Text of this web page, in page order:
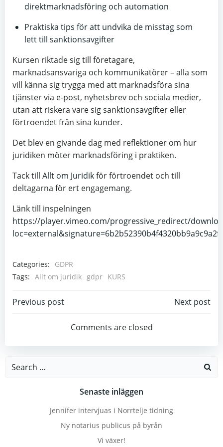
direktmarknadsföring och automation
Praktiska tips för att undvika de misstag som
lett till sanktionsavgifter
Kursen riktade sig till företagare,
marknadsansvariga och kommunikatörer – alla som
vill känna sig trygga med att marknadsföra sina
tjänster via e-post, nyhetsbrev och sociala medier,
utan att riskera vare sig sanktionsavgifter eller
förtroendet från sina kunder.
Det blev en givande dag med reflektioner om hur
juridiken möter marknadsföring i praktiken.
Tack till Allt om Juridikför förtroendet och till
deltagarna för ert engagemang.
Länk till inspelningen
https://player.vimeo.com/progressive_redirect/
Categories:
GDPR
Tags: Allt om juridik gdpr KURS
Post
navigation
Previous post
navigation
Next post
Comments are closed
Search
Senaste inläggen
Jennifer intervjuas i Norrtelje tidning
Ny notarius publicus på byrån
Vi växer!